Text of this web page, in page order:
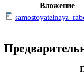
Вложение
ПЛАНА-